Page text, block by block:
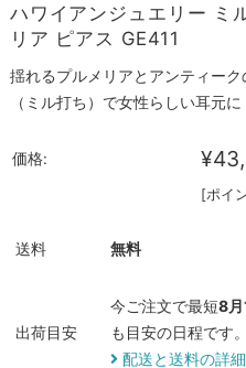
ハワイアンジュエリー ミ
リア ピアス GE411
揺れるプルメリアとアンティー
（ミル打ち）で女性らしい耳元に
価格:
[ポイ
送料 無料
出荷目安
今ご注文で最短8
も目安の日程です。
配送と送料の詳細